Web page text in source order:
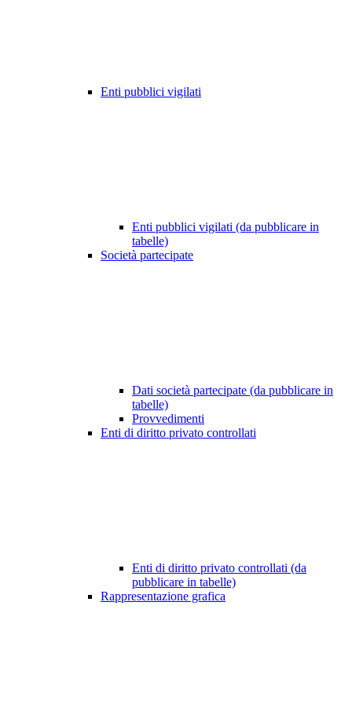
Enti pubblici vigilati
Enti pubblici vigilati (da pubblicare in
tabelle)
Società partecipate
Dati società partecipate (da pubblicare in
tabelle)
Provvedimenti
Enti di diritto privato controllati
Enti di diritto privato controllati (da
pubblicare in tabelle)
Rappresentazione grafica